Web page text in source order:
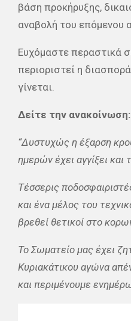
βάση προκήρυξης,
αναβολή του επόμενου
Ευχόμαστε περαστικά
περιοριστεί η
γίνεται.
Δείτε την ανακοίνωση:
“Δυστυχώς η έξαρση
ημερών έχει αγγίξει και
Τέσσερις
και ένα μέλος του
βρεθεί θετικοί στο
Το Σωματείο μας έχει
Κυριακάτικου αγώνα
και περιμένουμε